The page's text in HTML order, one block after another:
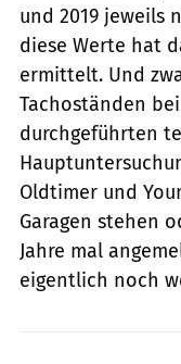
und 2019 jeweils
diese Werte hat
ermittelt. Und
Tachoständen
durchgeführten
Oldtimer und
Garagen stehen
Jahre mal
eigentlich noch